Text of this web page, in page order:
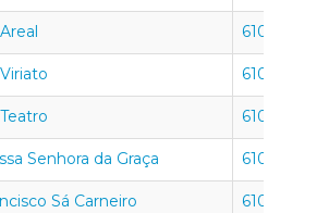
6100-710
6100-755
6100-754
Senhora da Graça 6100-699
Sá Carneiro 6100-761